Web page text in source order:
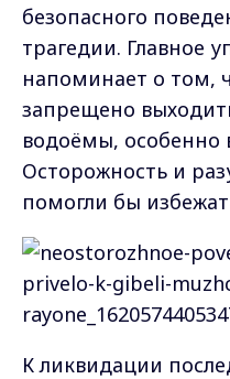
безопасного
трагедии. Главное
напоминает о том,
запрещено
водоёмы, особенно
Осторожность и
помогли бы
К ликвидации